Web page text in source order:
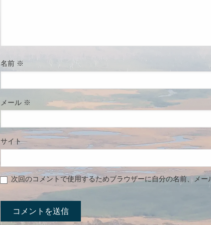
名前 ※
メール ※
サイト
次回のコメントで使用するためブラウザーに自分の名前、メ